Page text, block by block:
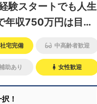
験スタートでも人生
年収750万円は目指
宅完備 中高齢者歓迎
助あり 女性歓迎
！